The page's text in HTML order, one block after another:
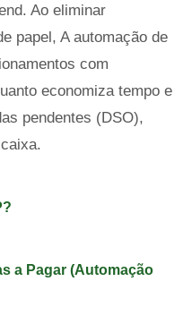
Ao eliminar
papel, A automação de
com
economiza tempo e
pendentes (DSO),
a Pagar (Automação